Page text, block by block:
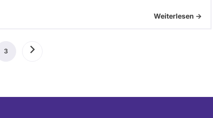
Weiterlesen ->
Aktuelle
3 Nächste